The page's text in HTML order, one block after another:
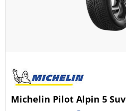
Michelin Pilot Alpin 5 Suv